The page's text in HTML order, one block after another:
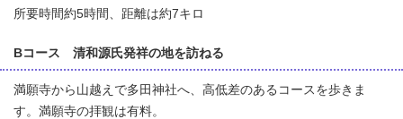
所要時間約5時間、距離は約7キロ
Bコース 清和源氏発祥の地を訪ねる
満願寺から山越えで多田神社へ、高低差のあるコースを歩きま
す。満願寺の拝観は有料。